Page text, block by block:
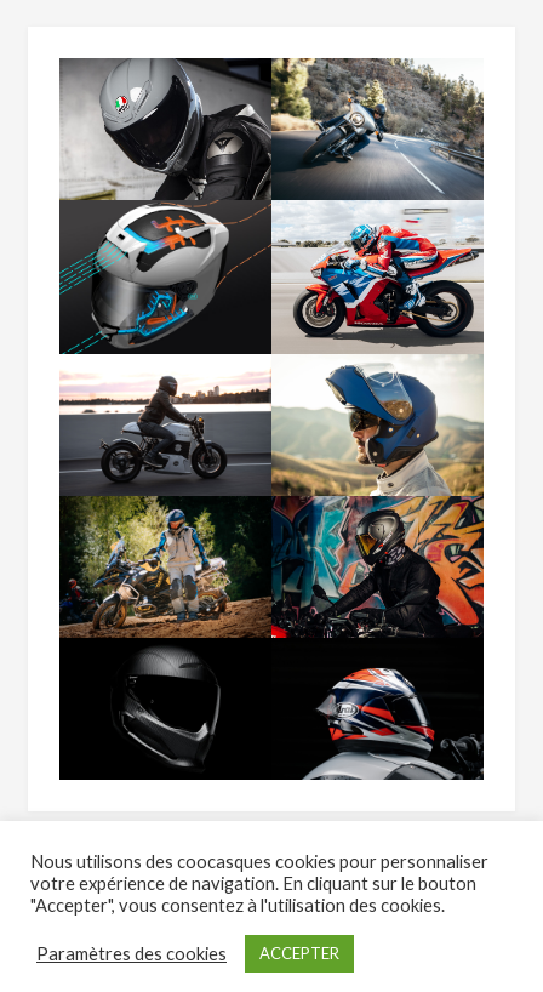
Copyright Casque-moto.com - Tous droits réservés - 2023
Nous utilisons des coocasques cookies pour personnaliser
votre expérience de navigation. En cliquant sur le bouton
"Accepter", vous consentez à l'utilisation des cookies.
Paramètres des cookies ACCEPTER